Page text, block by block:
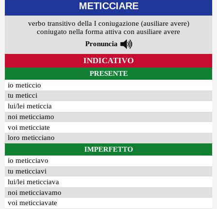
METICCIARE
verbo transitivo della I coniugazione (ausiliare avere)
coniugato nella forma attiva con ausiliare avere
Pronuncia
INDICATIVO
PRESENTE
io meticcio
tu meticci
lui/lei meticcia
noi meticciamo
voi meticciate
loro meticciano
IMPERFETTO
io meticciavo
tu meticciavi
lui/lei meticciava
noi meticciavamo
voi meticciavate